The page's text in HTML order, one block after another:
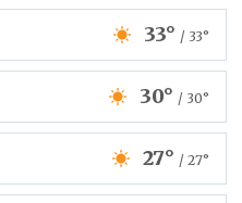
33° / 33°
30° / 30°
27° / 27°